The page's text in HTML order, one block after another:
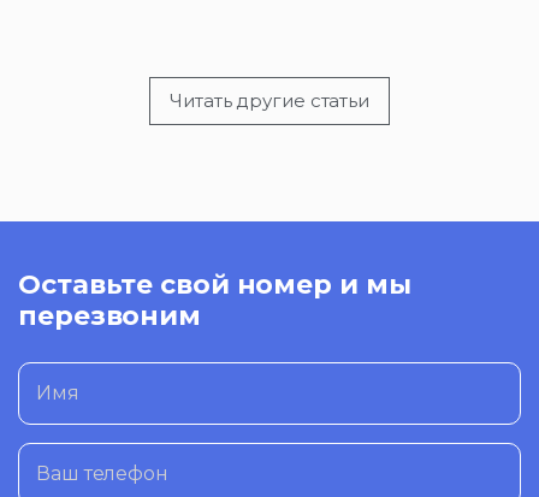
Читать другие статьи
Оставьте свой номер и мы
перезвоним
Имя
Ваш телефон